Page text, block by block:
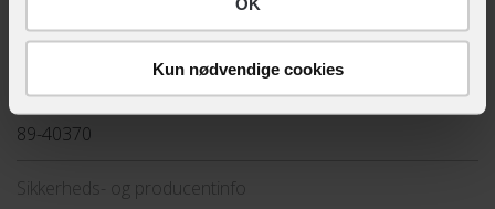
Kun nødvendige cookies
4003318403705, 4003318403712, 4003318403729
Hovedprodukt ID
89-40370
Sikkerheds- og producentinfo